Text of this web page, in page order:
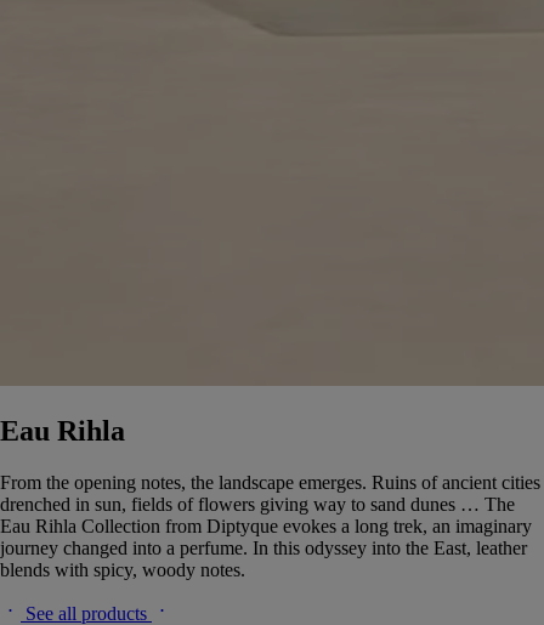
Eau Rihla
From the opening notes, the landscape emerges. Ruins of ancient cities
drenched in sun, fields of flowers giving way to sand dunes … The
Eau Rihla Collection from Diptyque evokes a long trek, an imaginary
journey changed into a perfume. In this odyssey into the East, leather
blends with spicy, woody notes.
See all products